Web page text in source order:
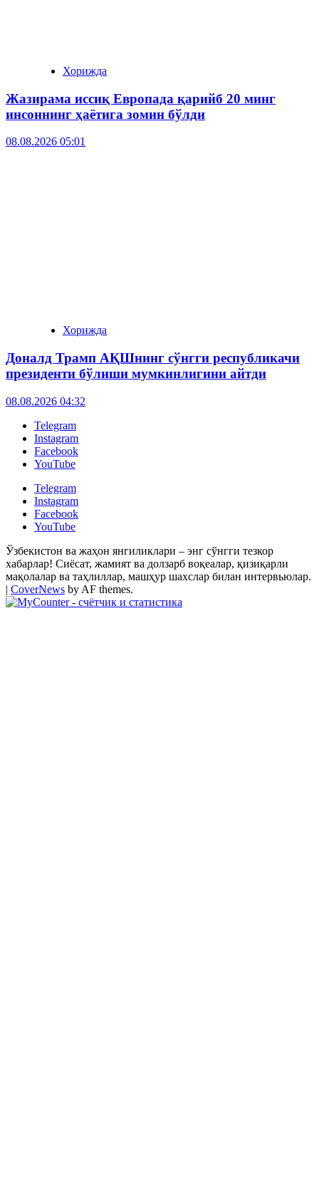
Хорижда
Жазирама иссиқ Европада қарийб 20 минг
инсоннинг ҳаётига зомин бўлди
08.08.2026 05:01
Хорижда
Доналд Трамп АҚШнинг сўнгги республикачи
президенти бўлиши мумкинлигини айтди
08.08.2026 04:32
Telegram
Instagram
Facebook
YouTube
Telegram
Instagram
Facebook
YouTube
Ўзбекистон ва жаҳон янгиликлари – энг сўнгги тезкор
хабарлар! Сиёсат, жамият ва долзарб воқеалар, қизиқарли
мақолалар ва таҳлиллар, машҳур шахслар билан интервьюлар.
| CoverNews by AF themes.